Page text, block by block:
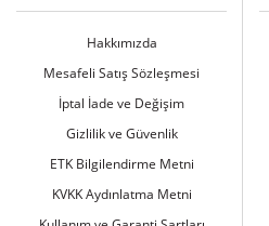
Hakkımızda
Mesafeli Satış Sözleşmesi
İptal İade ve Değişim
Gizlilik ve Güvenlik
ETK Bilgilendirme Metni
KVKK Aydınlatma Metni